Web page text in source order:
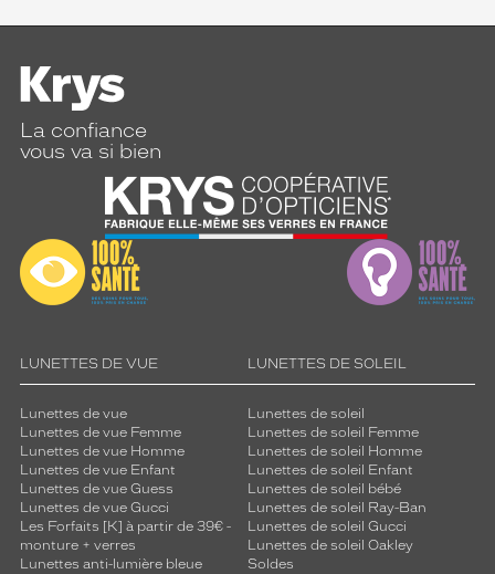
La confiance
vous va si bien
LUNETTES DE VUE
Lunettes de vue
Lunettes de vue Femme
Lunettes de vue Homme
Lunettes de vue Enfant
Lunettes de vue Guess
Lunettes de vue Gucci
Les Forfaits [K] à partir de 39€ -
monture + verres
Lunettes anti-lumière bleue
LUNETTES DE SOLEIL
Lunettes de soleil
Lunettes de soleil Femme
Lunettes de soleil Homme
Lunettes de soleil Enfant
Lunettes de soleil bébé
Lunettes de soleil Ray-Ban
Lunettes de soleil Gucci
Lunettes de soleil Oakley
Soldes